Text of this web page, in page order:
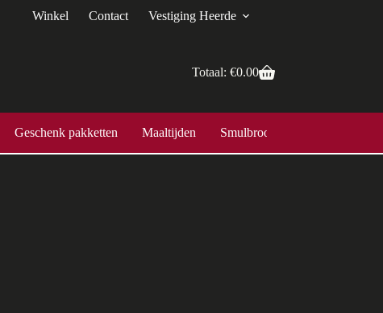
Winkel Contact Vestiging Heerde
Totaal: €0.00
Geschenk pakketten Maaltijden Smulbroodjes